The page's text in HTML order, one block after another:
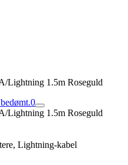
Lightning 1.5m Roseguld
0
Lightning 1.5m Roseguld
Lightning-kabel